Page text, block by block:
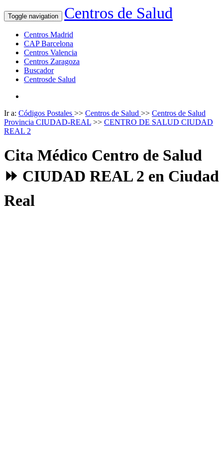
Toggle navigation Centros de Salud
Centros Madrid
CAP Barcelona
Centros Valencia
Centros Zaragoza
Buscador
Centrosde Salud
Ir a: Códigos Postales >> Centros de Salud >> Centros de Salud
Provincia CIUDAD-REAL >> CENTRO DE SALUD CIUDAD
REAL 2
Cita Médico Centro de Salud
⏩ CIUDAD REAL 2 en Ciudad
Real